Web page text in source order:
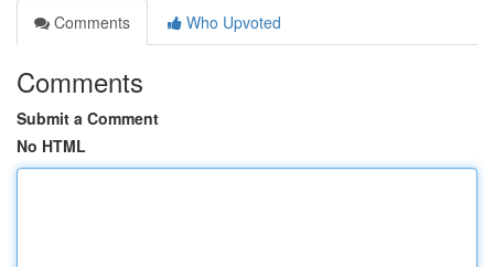
Comments
Who Upvoted
Comments
Submit a Comment
No HTML